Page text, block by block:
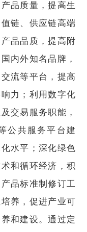
品质量，提高生
链、供应链高端
品品质，提高附
内外知名品牌，
流等平台，提高
力；利用数字化
交易服务职能，
公共服务平台建
水平；深化绿色
和循环经济，积
品标准制修订工
养，促进产业可
和建设。通过定